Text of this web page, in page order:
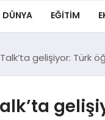
DÜNYA EĞITIM
gelişiyor: Türk